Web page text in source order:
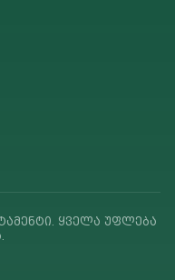
ყველა უფლება